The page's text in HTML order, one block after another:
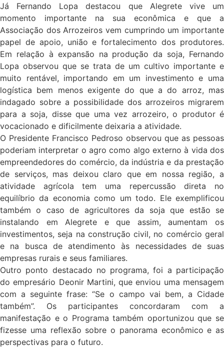
Já Fernando Lopa destacou que Alegrete vive um
momento importante na sua econômica e que a
Associação dos Arrozeiros vem cumprindo um importante
papel de apoio, união e fortalecimento dos produtores.
Em relação à expansão na produção da soja, Fernando
Lopa observou que se trata de um cultivo importante e
muito rentável, importando em um investimento e uma
logística bem menos exigente do que a do arroz, mas
indagado sobre a possibilidade dos arrozeiros migrarem
para a soja, disse que uma vez arrozeiro, o produtor é
vocacionado e dificilmente deixaria a atividade.
O Presidente Francisco Pedroso observou que as pessoas
poderiam interpretar o agro como algo externo à vida dos
empreendedores do comércio, da indústria e da prestação
de serviços, mas deixou claro que em nossa região, a
atividade agrícola tem uma repercussão direta no
equilíbrio da economia como um todo. Ele exemplificou
também o caso de agricultores da soja que estão se
instalando em Alegrete e que assim, aumentam os
investimentos, seja na construção civil, no comércio geral
e na busca de atendimento às necessidades de suas
empresas rurais e seus familiares.
Outro ponto destacado no programa, foi a participação
do empresário Deonir Martini, que enviou uma mensagem
com a seguinte frase: “Se o campo vai bem, a Cidade
também”. Os participantes concordaram com a
manifestação e o Programa também oportunizou que se
fizesse uma reflexão sobre o panorama econômico e as
perspectivas para o futuro.